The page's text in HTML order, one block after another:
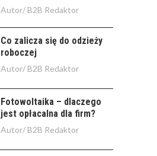
Autor/ B2B Redaktor
Co zalicza się do odzieży
roboczej
Autor/ B2B Redaktor
Fotowoltaika – dlaczego
jest opłacalna dla firm?
Autor/ B2B Redaktor